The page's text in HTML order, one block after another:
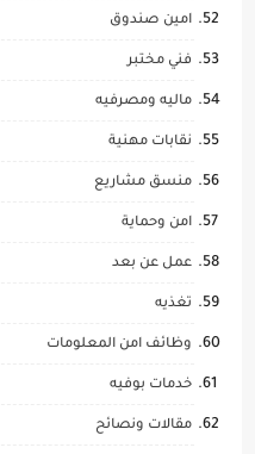
امين صندوق
فني مختبر
ماليه ومصرفيه
نقابات مهنية
منسق مشاريع
امن وحماية
عمل عن بعد
تغذيه
وظائف امن المعلومات
خدمات بوفيه
مقالات ونصائح